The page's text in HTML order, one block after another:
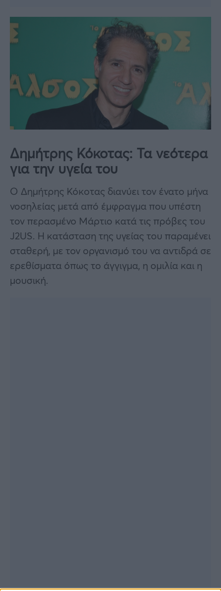
Δημήτρης Κόκοτας: Τα νεότερα
για την υγεία του
Ο Δημήτρης Κόκοτας διανύει τον ένατο μήνα
νοσηλείας μετά από έμφραγμα που υπέστη
τον περασμένο Μάρτιο κατά τις πρόβες του
J2US. Η κατάσταση της υγείας του παραμένει
σταθερή, με τον οργανισμό του να αντιδρά σε
ερεθίσματα όπως το άγγιγμα, η ομιλία και η
μουσική.